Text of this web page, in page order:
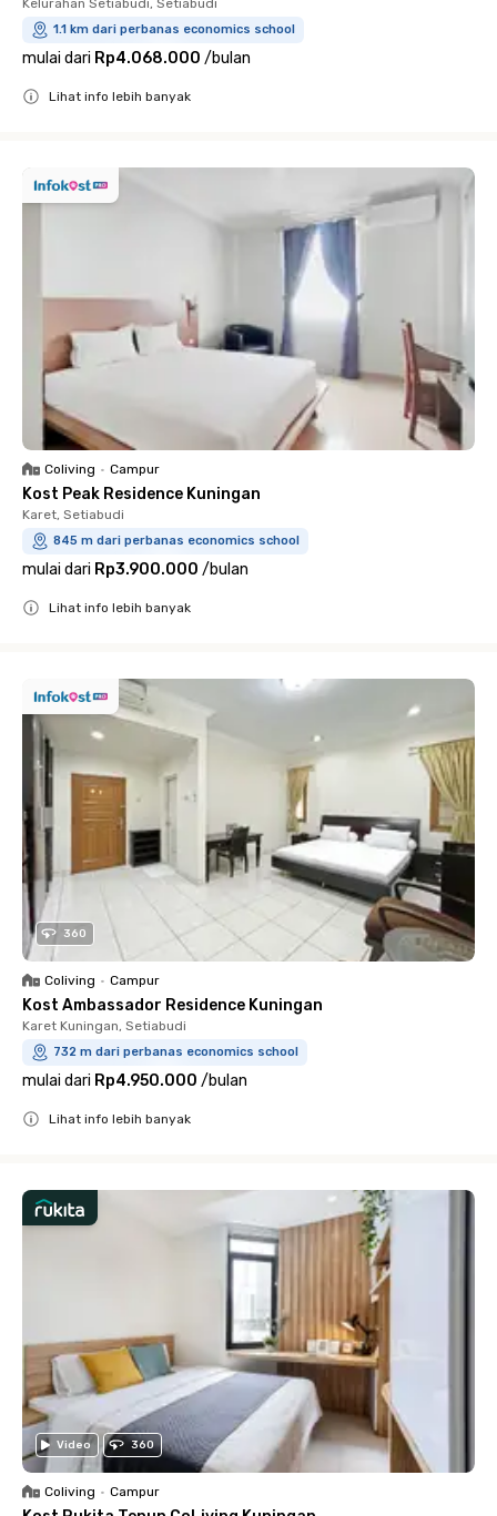
Kelurahan Setiabudi, Setiabudi
1.1 km dari perbanas economics school
mulai dari Rp4.068.000 /bulan
Lihat info lebih banyak
Coliving • Campur
Kost Peak Residence Kuningan
Karet, Setiabudi
845 m dari perbanas economics school
mulai dari Rp3.900.000 /bulan
Lihat info lebih banyak
360
Coliving • Campur
Kost Ambassador Residence Kuningan
Karet Kuningan, Setiabudi
732 m dari perbanas economics school
mulai dari Rp4.950.000 /bulan
Lihat info lebih banyak
Video 360
Coliving • Campur